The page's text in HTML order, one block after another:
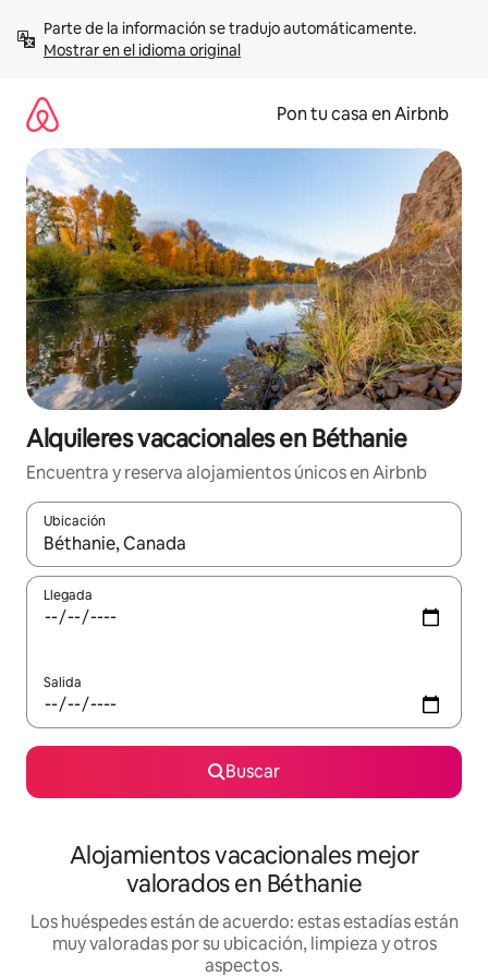
contenidoMostrar en el idioma original
Pon tu casa en Airbnb
Alquileres vacacionales en Béthanie
Encuentra y reserva alojamientos únicos en Airbnb
Ubicación
Cuando los resultados estén disponibles, navega con las
Llegada
Salida
Buscar
Alojamientos vacacionales mejor
valorados en Béthanie
Los huéspedes están de acuerdo: estas estadías están
muy valoradas por su ubicación, limpieza y otros
aspectos.